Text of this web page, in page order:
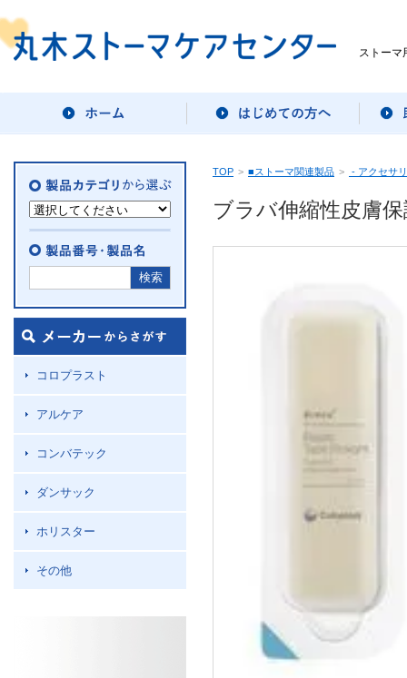
ストーマ
コロプラスト
アルケア
コンバテック
ダンサック
ホリスター
その他
TOP > ■ストーマ関連製品 > - アクセサ
ブラバ伸縮性皮膚